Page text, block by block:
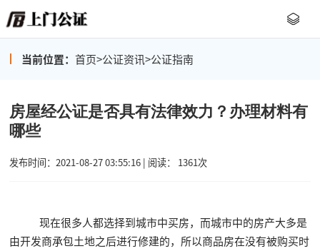
当前位置： 首页>公证资讯>公证指南
房屋经公证是否具有法律效力？办理材料有
哪些
发布时间：2021-08-27 03:55:16 | 阅读： 1361次
现在很多人都选择到城市中买房，而城市中的房产大多是
由开发商承包土地之后进行修建的，所以商品房在没有被购买时